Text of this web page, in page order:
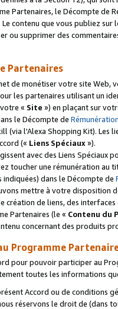
Partenaires, le Décompte de
contenu que vous publiez
ou supprimer des
Partenaires
de monétiser votre site Web,
les partenaires utilisant un
« Site ») en plaçant sur
le Décompte de
(via l'Alexa Shopping Kit).
(« Liens Spéciaux»).
avec des Liens Spéciaux
toucher une rémunération
dans le Décompte de
mettre à votre disposition
création de liens, des
Partenaires (le « Contenu du
concernant des produits
Programme
pour pouvoir participer au
toutes les informations
Accord ou de conditions
réservons le droit de (dans